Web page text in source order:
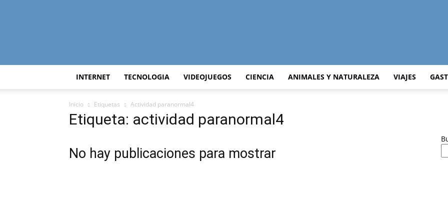
Curiosidades
INTERNET TECNOLOGIA VIDEOJUEGOS CIENCIA ANIMALES Y NATURALEZA VIAJES
Inicio Etiquetas Actividad paranormal4
Etiqueta: actividad paranormal4
No hay publicaciones para mostrar